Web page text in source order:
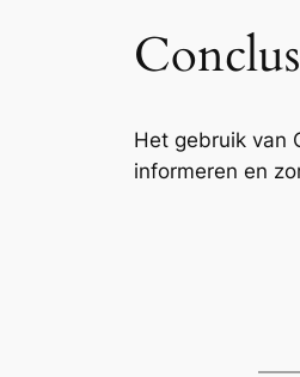
Het gebruik van
informeren en